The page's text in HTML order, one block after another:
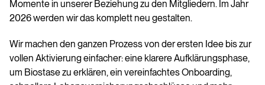
Momente in unserer Beziehung zu den Mitgliedern. Im Jahr
2026 werden wir das komplett neu gestalten.
Wir machen den ganzen Prozess von der ersten Idee bis zur
vollen Aktivierung einfacher: eine klarere Aufklärungsphase,
um Biostase zu erklären, ein vereinfachtes Onboarding,